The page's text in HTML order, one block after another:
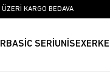
KARGO BEDAVA
BASİC SERİ UNİSEX